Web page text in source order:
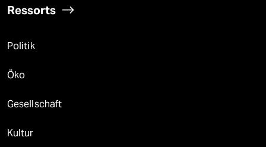
Ressorts
Politik
Öko
Gesellschaft
Kultur